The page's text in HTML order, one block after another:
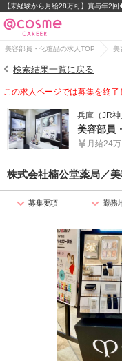
美容部員・化粧品の求人TOP 美
検索結果一覧に戻る
この求人ページでは募集を終
兵庫（JR神
月給24
株式会社楠公堂薬局／
募集要項 勤務